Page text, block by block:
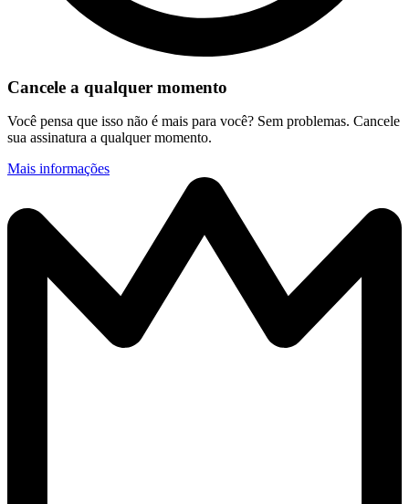
Cancele a qualquer momento
Você pensa que isso não é mais para você? Sem problemas. Cancele
sua assinatura a qualquer momento.
Mais informações